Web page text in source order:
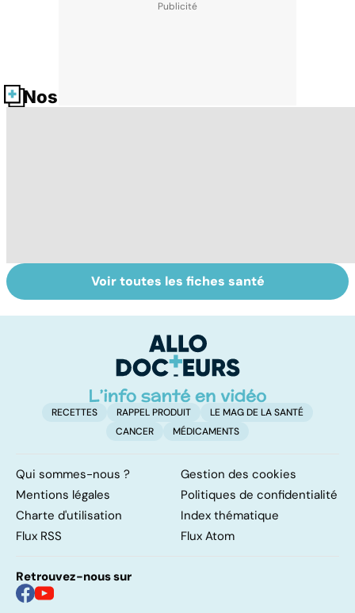
Nos fiches santé
Le TDAH, un
trouble de
hyperactivité
Violences
sexuelles :
remettre ?
Voir toutes les fiches santé
RECETTES RAPPEL PRODUIT
LE MAG DE LA SANTÉ
CANCER
MÉDICAMENTS
Qui sommes-nous ?
Gestion des cookies
Mentions légales
Politiques de confidentialité
Charte d'utilisation
Index thématique
Flux RSS
Flux Atom
Retrouvez-nous sur